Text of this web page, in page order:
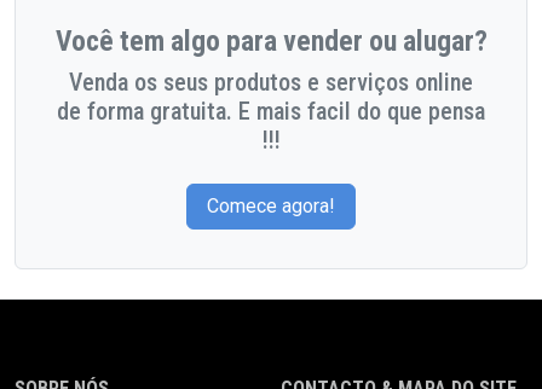
Você tem algo para vender ou alugar?
Venda os seus produtos e serviços online
de forma gratuita. E mais facil do que pensa
!!!
Comece agora!